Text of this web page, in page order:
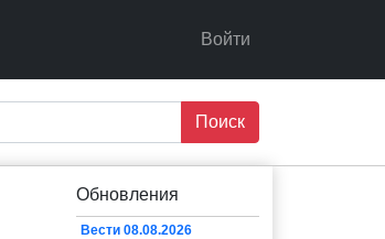
Войти
Поиск
Обновления
Вести 08.08.2026